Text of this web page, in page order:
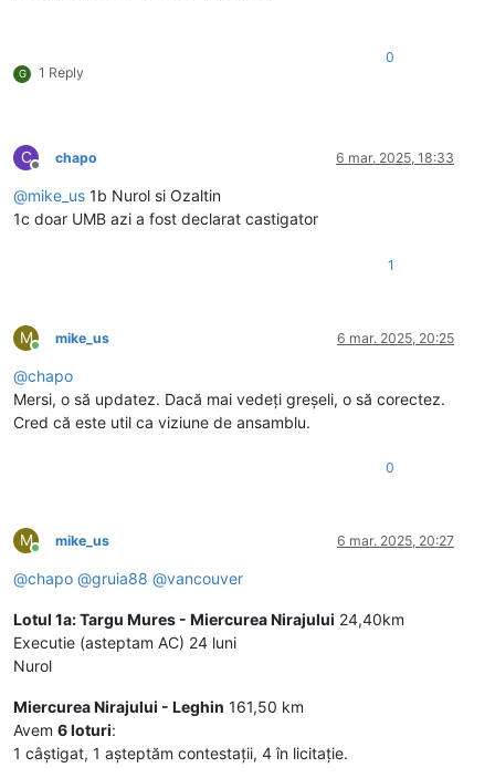
G 1 Reply
0
C
Deconectat
chapo 6 mar. 2025, 18:33
@mike_us 1b Nurol si Ozaltin
1c doar UMB azi a fost declarat castigator
1
M
Conectat
mike_us 6 mar. 2025, 20:25
@chapo
Mersi, o să updatez. Dacă mai vedeți greșeli, o să corectez.
Cred că este util ca viziune de ansamblu.
0
M
Conectat
mike_us 6 mar. 2025, 20:27
@chapo @gruia88 @vancouver
Lotul 1a: Targu Mures - Miercurea Nirajului 24,40km
Executie (asteptam AC) 24 luni
Nurol
Miercurea Nirajului - Leghin 161,50 km
Avem 6 loturi:
1 câștigat, 1 așteptăm contestații, 4 în licitație.